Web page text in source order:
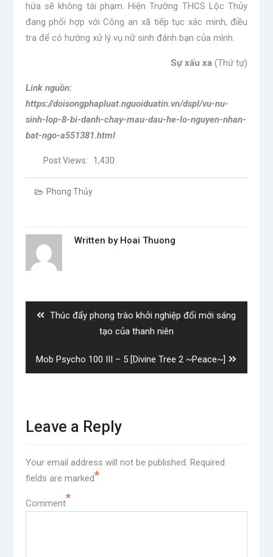
hứa sẽ không tái phạm. Hiện Trường THCS Lộc Thủy
đang phối hợp với Công an xã tiếp tục xác minh, điều
tra để có hướng xử lý vụ nữ sinh đánh bạn của mình.
Sự xấu xa (Thứ tự)
Link nguồn:
https://doisongphapluat.nguoiduatin.vn/dspl/vu-nu-
sinh-lop-8-bi-danh-chay-mau-dau-he-lo-nguyen-nhan-
bat-ngo-a551381.html
Post Views: 1,430
Phong Thủy
Written by Hoai Thuong
Previous
Thúc đẩy phong trào khởi nghiệp đổi mới sáng
tạo của thanh niên
Next
post:
Mob Psycho 100 III – 5 [Divine Tree 2 ~Peace~]
Leave a Reply
Your email address will not be published. Required
fields are marked*
Comment*